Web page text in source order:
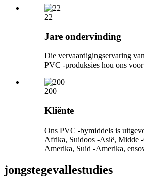
22
Jare ondervinding
Die vervaardigingservaring
PVC -produksies hou ons
200+
Kliënte
Ons PVC -bymiddels is
Afrika, Suidoos -Asië, Midde
Amerika, Suid -Amerika,
jongstegevallestudies